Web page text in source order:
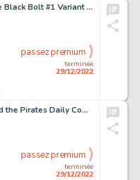
Jackson "Butch" Guice Black Bolt #1 Variant Cover Original Art (Marvel, 2017)....
terminée
29/12/2022
passez premium
Milton Caniff Terry and the Pirates Daily Comic Strip Original Art dated 5-14-35 (Chicago Tribune, 1935). ...
terminée
29/12/2022
passez premium